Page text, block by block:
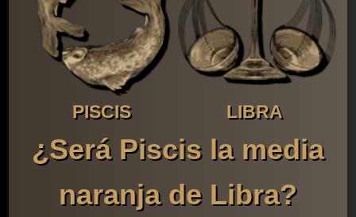
PISCIS LIBRA
¿Será Piscis la media
naranja de Libra?